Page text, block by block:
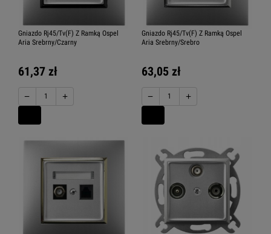
Gniazdo Rj45/Tv(F) Z Ramką Ospel
Aria Srebrny/Czarny
61,37 zł
− +
Gniazdo Rj45/Tv(F) Z Ramką Ospel
Aria Srebrny/Srebro
63,05 zł
− +